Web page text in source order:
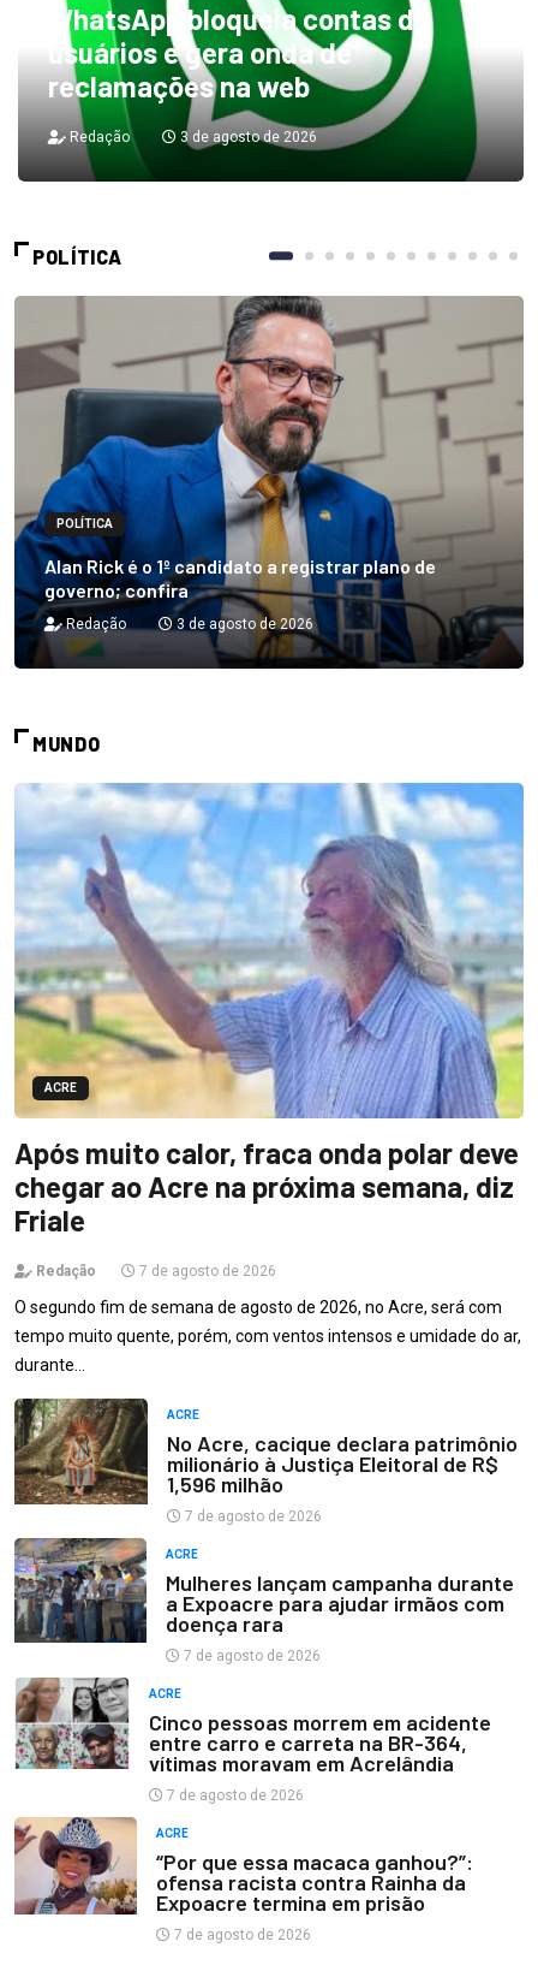
WhatsApp bloqueia contas de
usuários e gera onda de
reclamações na web
Redação 3 de agosto de 2026
POLÍTICA
POLÍTICA
Alan Rick é o 1º candidato a registrar plano de
governo; confira
Redação 3 de agosto de 2026
MUNDO
ACRE
Após muito calor, fraca onda polar deve
chegar ao Acre na próxima semana, diz
Friale
Redação 7 de agosto de 2026
O segundo fim de semana de agosto de 2026, no Acre, será com
tempo muito quente, porém, com ventos intensos e umidade do ar,
durante…
ACRE
No Acre, cacique declara patrimônio
milionário à Justiça Eleitoral de R$
1,596 milhão
7 de agosto de 2026
ACRE
Mulheres lançam campanha durante
a Expoacre para ajudar irmãos com
doença rara
7 de agosto de 2026
ACRE
Cinco pessoas morrem em acidente
entre carro e carreta na BR-364,
vítimas moravam em Acrelândia
7 de agosto de 2026
ACRE
“Por que essa macaca ganhou?”:
ofensa racista contra Rainha da
Expoacre termina em prisão
7 de agosto de 2026